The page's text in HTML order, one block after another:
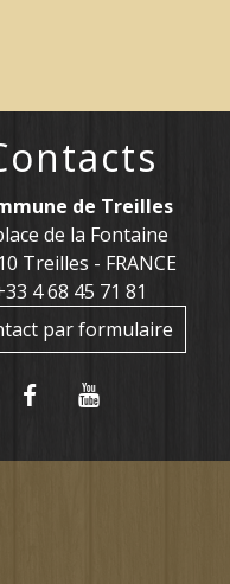
de Treilles
de la Fontaine
Treilles - FRANCE
4 68 45 71 81
par formulaire